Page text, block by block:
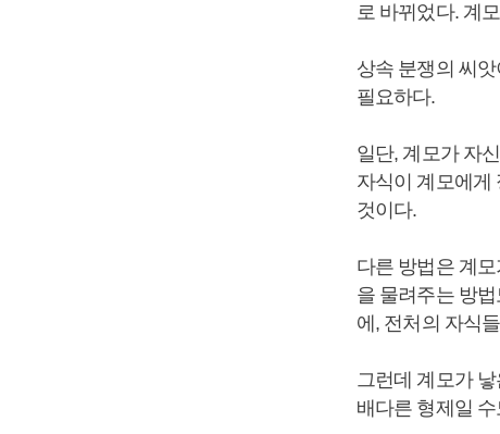
로 바뀌었다. 계
상속 분쟁의 씨
필요하다.
일단, 계모가 자
자식이 계모에게
것이다.
다른 방법은 계
을 물려주는 방
에, 전처의 자식
그런데 계모가
배다른 형제일